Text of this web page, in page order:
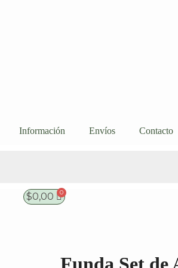
Información Envíos Contacto
$0,00
Funda Set de